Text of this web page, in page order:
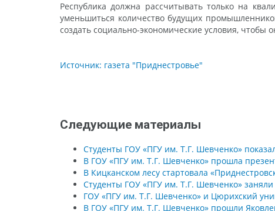
Республика должна рассчитывать только на
уменьшиться количество будущих
создать социально-экономические условия, чтобы
Источник: газета "Приднестровье"
Следующие материалы
Студенты ГОУ «ПГУ им. Т.Г. Шевченко»
В ГОУ «ПГУ им. Т.Г. Шевченко» прошла
В Кицканском лесу стартовала
Студенты ГОУ «ПГУ им. Т.Г. Шевченко»
ГОУ «ПГУ им. Т.Г. Шевченко» и Цюрихский
В ГОУ «ПГУ им. Т.Г. Шевченко» прошли